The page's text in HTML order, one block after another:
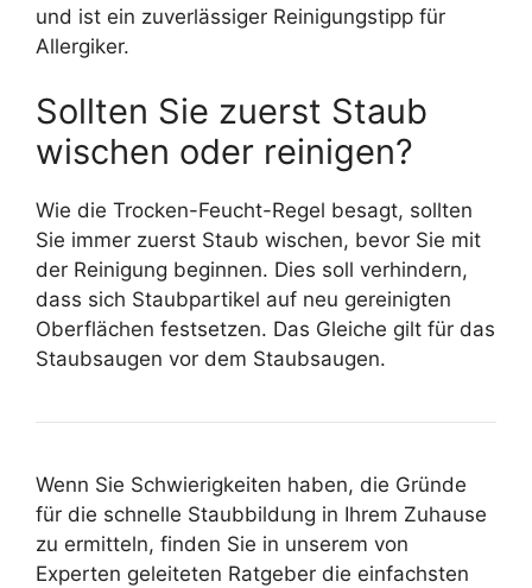
und ist ein zuverlässiger Reinigungstipp für
Allergiker.
Sollten Sie zuerst Staub
wischen oder reinigen?
Wie die Trocken-Feucht-Regel besagt, sollten
Sie immer zuerst Staub wischen, bevor Sie mit
der Reinigung beginnen. Dies soll verhindern,
dass sich Staubpartikel auf neu gereinigten
Oberflächen festsetzen. Das Gleiche gilt für das
Staubsaugen vor dem Staubsaugen.
Wenn Sie Schwierigkeiten haben, die Gründe
für die schnelle Staubbildung in Ihrem Zuhause
zu ermitteln, finden Sie in unserem von
Experten geleiteten Ratgeber die einfachsten